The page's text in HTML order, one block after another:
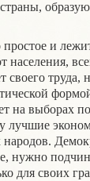
страны,
и
населения,
своего
на выборах
лучшие
народов.
нужно
для своих